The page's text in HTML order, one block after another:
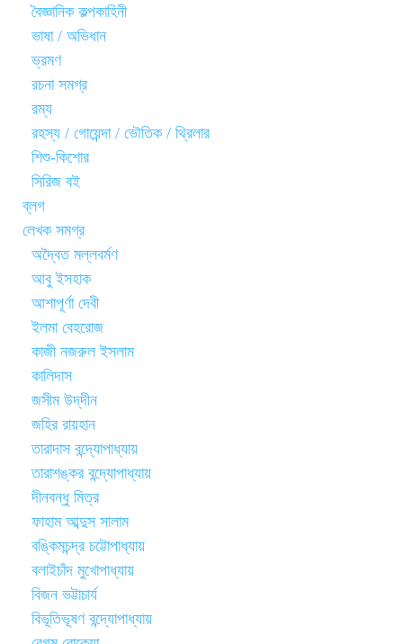
বৈজ্ঞানিক কল্পকাহিনী
ভাষা / অভিধান
ভ্রমণ
রচনা সমগ্র
রম্য
রহস্য / গোয়েন্দা / ভৌতিক / থ্রিলার
শিশু-কিশোর
সিরিজ বই
ব্লগ
লেখক সমগ্র
অদ্বৈত মল্লবর্মণ
আবু ইসহাক
আশাপূর্ণা দেবী
ইলমা বেহরোজ
কাজী নজরুল ইসলাম
কালিদাস
জসীম উদ্‌দীন
জহির রায়হান
তারাদাস বন্দ্যোপাধ্যায়
তারাশঙ্কর বন্দ্যোপাধ্যায়
দীনবন্ধু মিত্র
ফাহাম আব্দুস সালাম
বঙ্কিমচন্দ্র চট্টোপাধ্যায়
বলাইচাঁদ মুখোপাধ্যায়
বিজন ভট্টাচার্য
বিভূতিভূষণ বন্দ্যোপাধ্যায়